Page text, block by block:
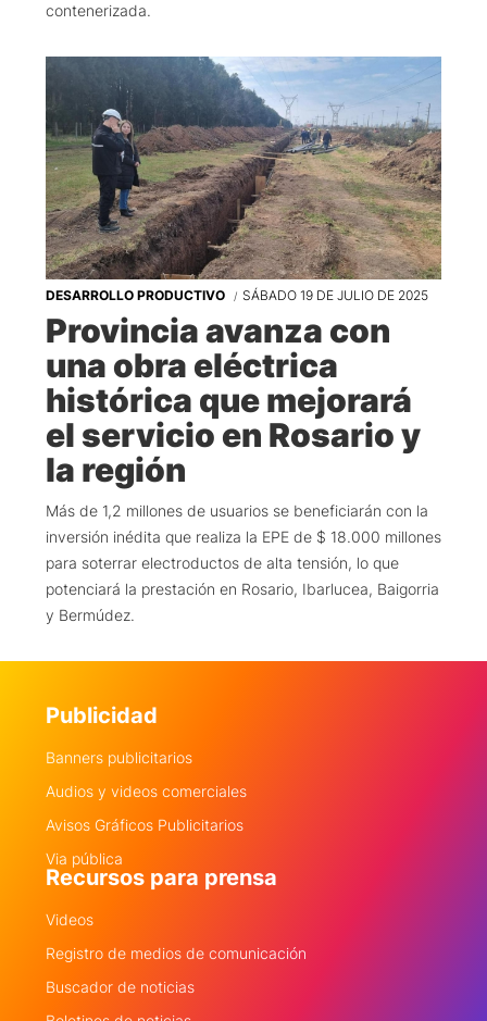
contenerizada.
DESARROLLO PRODUCTIVO SÁBADO 19 DE JULIO DE 2025
Provincia avanza con
una obra eléctrica
histórica que mejorará
el servicio en Rosario y
la región
Más de 1,2 millones de usuarios se beneficiarán con la
inversión inédita que realiza la EPE de $ 18.000 millones
para soterrar electroductos de alta tensión, lo que
potenciará la prestación en Rosario, Ibarlucea, Baigorria
y Bermúdez.
Publicidad
Banners publicitarios
Audios y videos comerciales
Avisos Gráficos Publicitarios
Via pública
Recursos para prensa
Videos
Registro de medios de comunicación
Buscador de noticias